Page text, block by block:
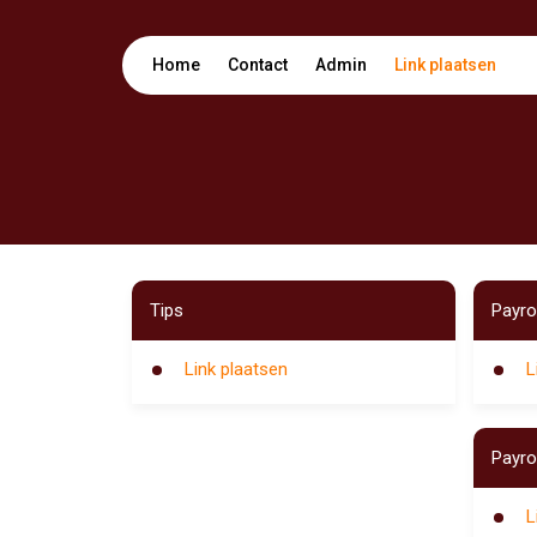
Home Contact Admin Link plaatsen
Tips
Link plaatsen